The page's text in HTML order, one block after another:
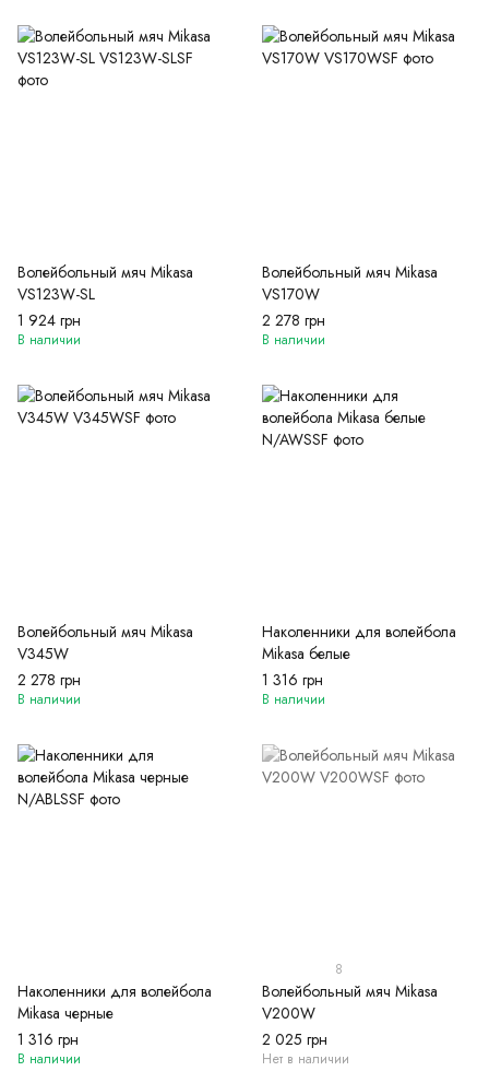
Волейбольный мяч Mikasa
VS123W-SL
1 924 грн
В наличии
Волейбольный мяч Mikasa
VS170W
2 278 грн
В наличии
Волейбольный мяч Mikasa
V345W
2 278 грн
В наличии
Наколенники для волейбола
Mikasa белые
1 316 грн
В наличии
Наколенники для волейбола
Mikasa черные
1 316 грн
В наличии
8
Волейбольный мяч Mikasa
V200W
2 025 грн
Нет в наличии